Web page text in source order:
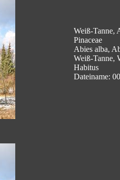
Weiß-Tanne,
Pinaceae
Abies alba,
Weiß-Tanne,
Habitus
Dateiname: